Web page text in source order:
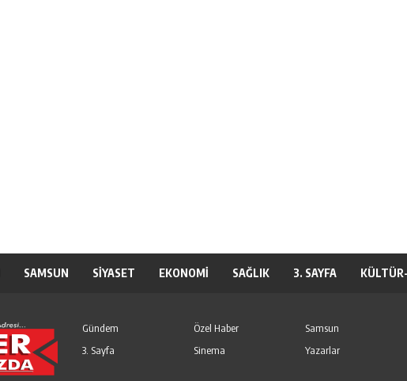
SAMSUN SİYASET EKONOMİ SAĞLIK 3. SAYFA
Gündem Özel Haber Samsun
3. Sayfa
Sinema Yazarlar